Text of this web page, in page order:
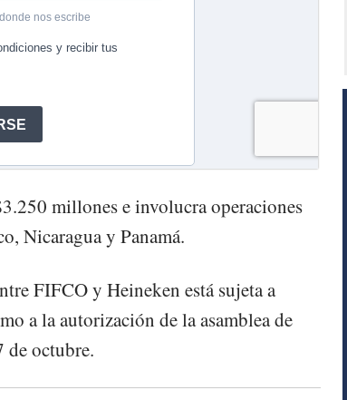
millones e involucra operaciones
Nicaragua y Panamá.
FIFCO y Heineken está sujeta a
a la autorización de la asamblea de
de octubre.